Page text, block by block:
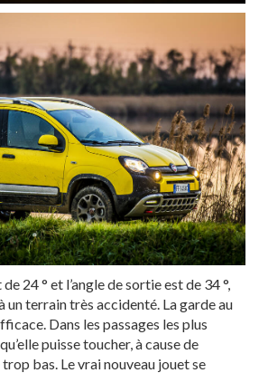
de 24 ° et l’angle de sortie est de 34 °,
un terrain très accidenté. La garde au
Dans les passages les plus
puisse toucher, à cause de
bas. Le vrai nouveau jouet se